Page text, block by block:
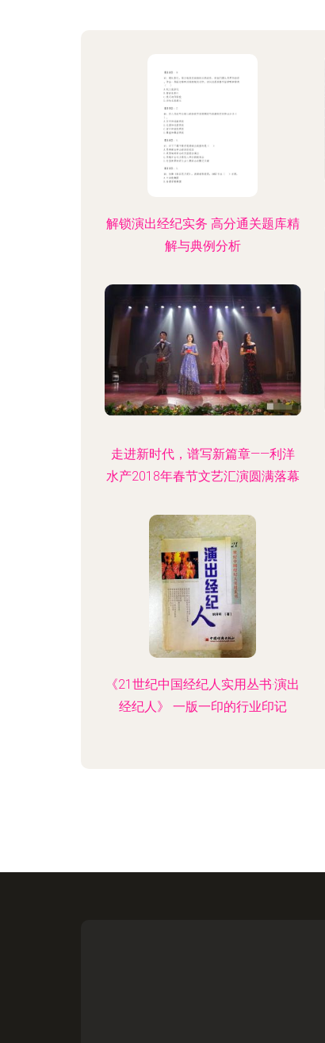
解锁演出经纪实务 高分通关题库精
解与典例分析
走进新时代，谱写新篇章——利洋
水产2018年春节文艺汇演圆满落幕
《21世纪中国经纪人实用丛书·演出
经纪人》 一版一印的行业印记